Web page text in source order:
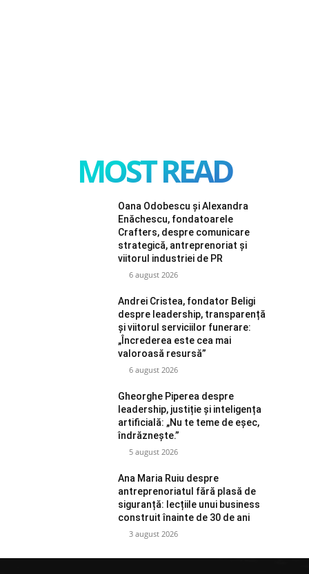
MOST READ
Oana Odobescu și Alexandra
Enăchescu, fondatoarele
Crafters, despre comunicare
strategică, antreprenoriat și
viitorul industriei de PR
6 august 2026
Andrei Cristea, fondator Beligi
despre leadership, transparență
și viitorul serviciilor funerare:
„Încrederea este cea mai
valoroasă resursă”
6 august 2026
Gheorghe Piperea despre
leadership, justiție și inteligența
artificială: „Nu te teme de eșec,
îndrăznește.”
5 august 2026
Ana Maria Ruiu despre
antreprenoriatul fără plasă de
siguranță: lecțiile unui business
construit înainte de 30 de ani
3 august 2026